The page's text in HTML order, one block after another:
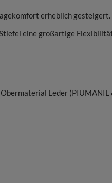
erheblich gesteigert.
eine großartige
Leder (PIUMANIL